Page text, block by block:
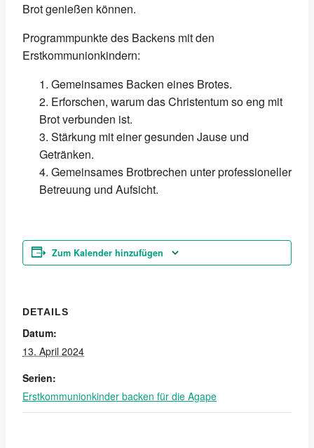
Brot genießen können.
Programmpunkte des Backens mit den
Erstkommunionkindern:
Gemeinsames Backen eines Brotes.
Erforschen, warum das Christentum so eng mit
Brot verbunden ist.
Stärkung mit einer gesunden Jause und
Getränken.
Gemeinsames Brotbrechen unter professioneller
Betreuung und Aufsicht.
Zum Kalender hinzufügen
DETAILS
Datum:
13. April 2024
Serien:
Erstkommunionkinder backen für die Agape